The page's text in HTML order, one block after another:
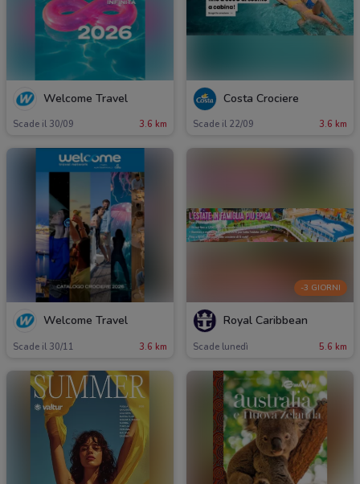
Welcome Travel
Scade il 30/09 3.6 km
Costa Crociere
Scade il 22/09 3.6 km
Welcome Travel
Scade il 30/11 3.6 km
-3 GIORNI
Royal Caribbean
Scade lunedì 5.6 km